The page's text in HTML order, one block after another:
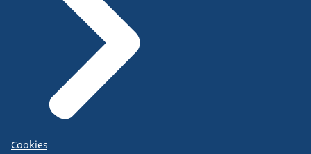
Cookies